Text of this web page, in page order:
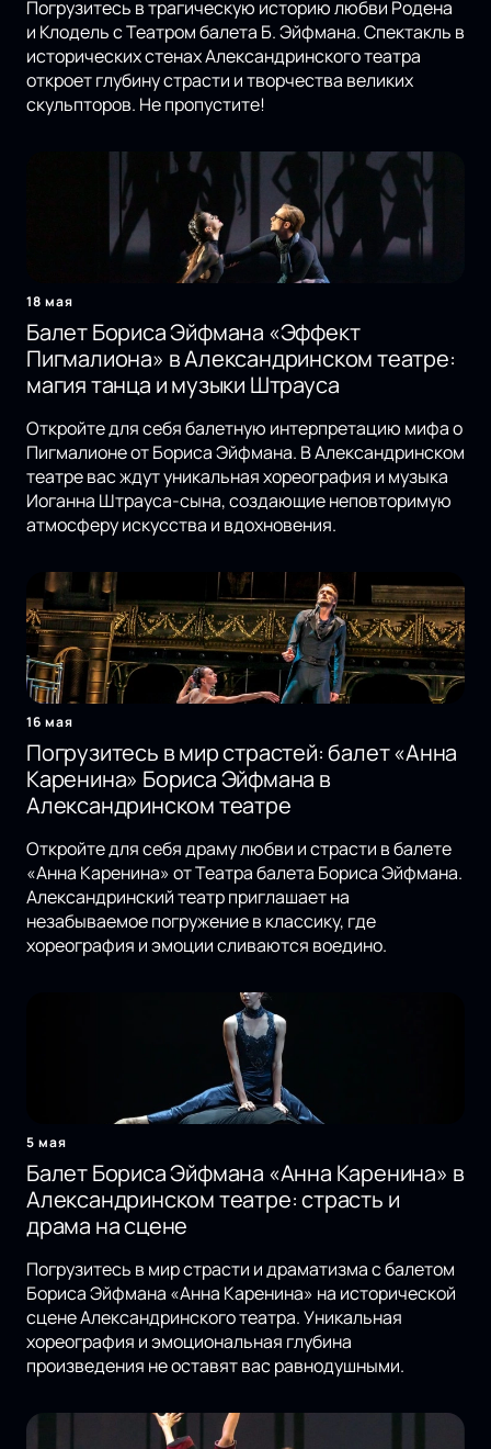
Погрузитесь в трагическую историю любви Родена
и Клодель с Театром балета Б. Эйфмана. Спектакль в
исторических стенах Александринского театра
откроет глубину страсти и творчества великих
скульпторов. Не пропустите!
18 мая
Балет Бориса Эйфмана «Эффект
Пигмалиона» в Александринском театре:
магия танца и музыки Штрауса
Откройте для себя балетную интерпретацию мифа о
Пигмалионе от Бориса Эйфмана. В Александринском
театре вас ждут уникальная хореография и музыка
Иоганна Штрауса-сына, создающие неповторимую
атмосферу искусства и вдохновения.
16 мая
Погрузитесь в мир страстей: балет «Анна
Каренина» Бориса Эйфмана в
Александринском театре
Откройте для себя драму любви и страсти в балете
«Анна Каренина» от Театра балета Бориса Эйфмана.
Александринский театр приглашает на
незабываемое погружение в классику, где
хореография и эмоции сливаются воедино.
5 мая
Балет Бориса Эйфмана «Анна Каренина» в
Александринском театре: страсть и
драма на сцене
Погрузитесь в мир страсти и драматизма с балетом
Бориса Эйфмана «Анна Каренина» на исторической
сцене Александринского театра. Уникальная
хореография и эмоциональная глубина
произведения не оставят вас равнодушными.